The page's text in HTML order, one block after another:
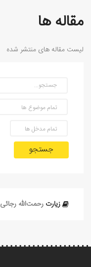
مقاله ها
لیست مقاله های منتشر شده
جستجو
زیارت رحمت‌الله رجائی